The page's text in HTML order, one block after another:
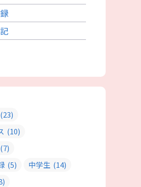
(23)
(10)
(7)
(5) 中学生 (14)